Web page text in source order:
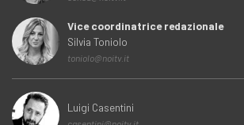
Vice coordinatrice redazionale
Silvia Toniolo
toniolo@noitv.it
Luigi Casentini